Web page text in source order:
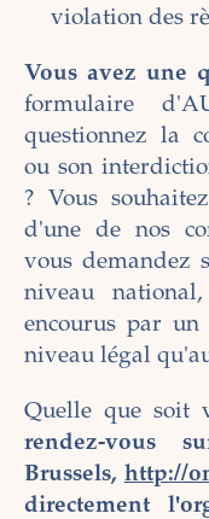
violation des
Vous avez une
formulaire
questionnez la
ou son
? Vous
d'une de nos
vous demandez
niveau
encourus par
niveau légal
Quelle que soit
rendez-vous
Brussels, http://
directement